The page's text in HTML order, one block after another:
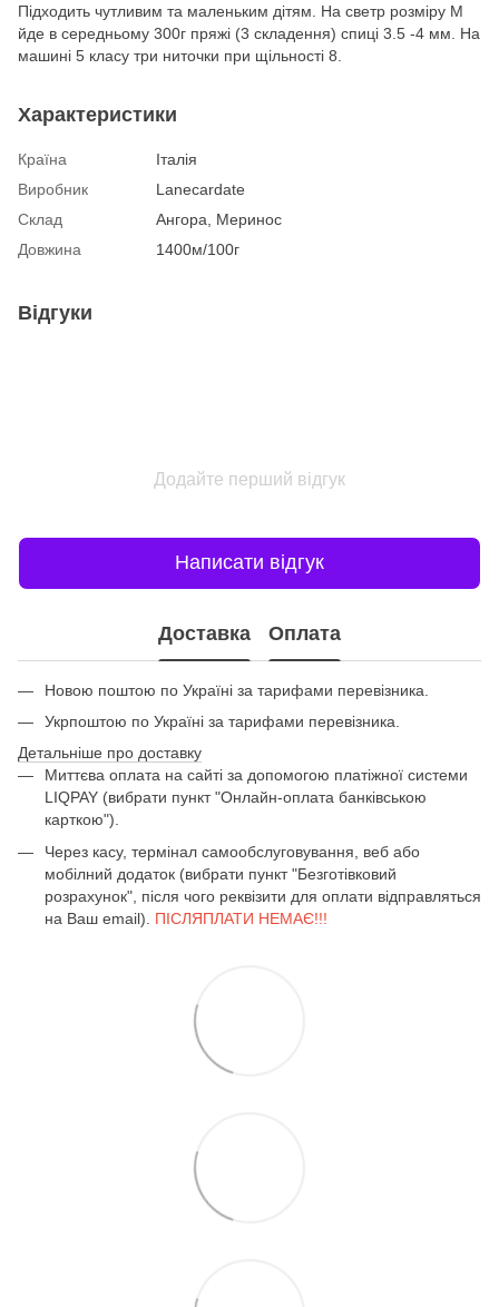
Підходить чутливим та маленьким дітям. На светр розміру M
йде в середньому 300г пряжі (3 складення) спиці 3.5 -4 мм. На
машині 5 класу три ниточки при щільності 8.
Характеристики
Країна
Італія
Виробник
Lanecardate
Склад
Ангора, Меринос
Довжина
1400м/100г
Відгуки
Додайте перший відгук
Написати відгук
Доставка Оплата
Новою поштою по Україні за тарифами перевізника.
Укрпоштою по Україні за тарифами перевізника.
Детальніше про доставку
Миттєва оплата на сайті за допомогою платіжної системи
LIQPAY (вибрати пункт "Онлайн-оплата банківською
карткою").
Через касу, термінал самообслуговування, веб або
мобілний додаток (вибрати пункт "Безготівковий
розрахунок", після чого реквізити для оплати відправляться
на Ваш email). ПІСЛЯПЛАТИ НЕМАЄ!!!